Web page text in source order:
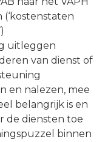
uitleggen
van dienst of
en nalezen, mee
belangrijk is en
de diensten toe
binnen